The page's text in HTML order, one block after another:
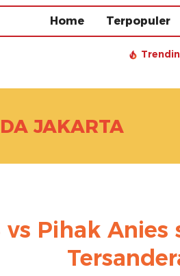
Home Terpopuler
JAKARTA
vs Pihak Anies